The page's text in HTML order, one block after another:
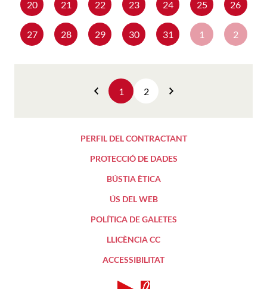
20 21 22 23 24 25 26
27 28 29 30 31 1 2
Anterior
1 2
PERFIL DEL CONTRACTANT
PROTECCIÓ DE DADES
BÚSTIA ÈTICA
ÚS DEL WEB
POLÍTICA DE GALETES
LLICÈNCIA CC
ACCESSIBILITAT